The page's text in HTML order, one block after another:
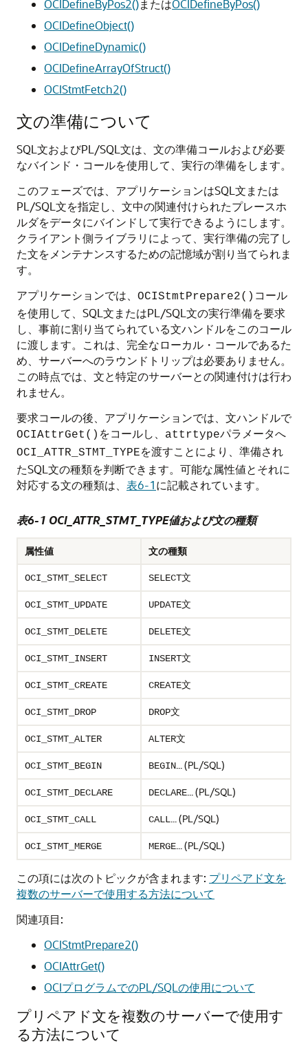
OCIDefineByPos2()またはOCIDefineByPos()
OCIDefineObject()
OCIDefineDynamic()
OCIDefineArrayOfStruct()
OCIStmtFetch2()
文の準備について
SQL文およびPL/SQL文は、文の準備コールおよび必要
なバインド・コールを使用して、実行の準備をします。
このフェーズでは、アプリケーションはSQL文または
PL/SQL文を指定し、文中の関連付けられたプレースホ
ルダをデータにバインドして実行できるようにします。
クライアント側ライブラリによって、実行準備の完了し
た文をメンテナンスするための記憶域が割り当てられま
す。
アプリケーションでは、 OCIStmtPrepare2() コール
を使用して、SQL文またはPL/SQL文の実行準備を要求
し、事前に割り当てられている文ハンドルをこのコール
に渡します。これは、完全なローカル・コールであるた
め、サーバーへのラウンドトリップは必要ありません。
この時点では、文と特定のサーバーとの関連付けは行わ
れません。
要求コールの後、アプリケーションでは、文ハンドルで
OCIAttrGet() をコールし、 attrtypeパラメータへ
OCI_ATTR_STMT_TYPEを渡すことにより、準備され
たSQL文の種類を判断できます。可能な属性値とそれに
対応する文の種類は、 表6-1に記載されています。
表6-1 OCI_ATTR_STMT_TYPE値および文の種類
属性値 文の種類
OCI_STMT_SELECT SELECT文
OCI_STMT_UPDATE UPDATE文
OCI_STMT_DELETE DELETE文
OCI_STMT_INSERT INSERT文
OCI_STMT_CREATE CREATE文
OCI_STMT_DROP DROP文
OCI_STMT_ALTER ALTER文
OCI_STMT_BEGIN BEGIN... (PL/SQL)
OCI_STMT_DECLARE DECLARE... (PL/SQL)
OCI_STMT_CALL CALL... (PL/SQL)
OCI_STMT_MERGE MERGE... (PL/SQL)
この項には次のトピックが含まれます: プリペアド文を
複数のサーバーで使用する方法について
関連項目:
OCIStmtPrepare2()
OCIAttrGet()
OCIプログラムでのPL/SQLの使用について
プリペアド文を複数のサーバーで使用す
る方法について